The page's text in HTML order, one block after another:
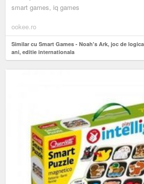
smart games, iq games
ookee.ro
Similar cu Smart Games - Noah's Ark, joc de
ani, editie internationala